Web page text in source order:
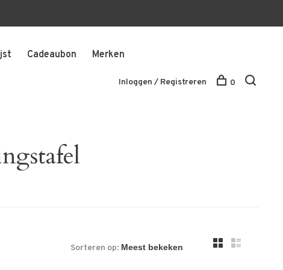
Cadeaubon Merken
Inloggen / Registreren 0
Sorteren op: